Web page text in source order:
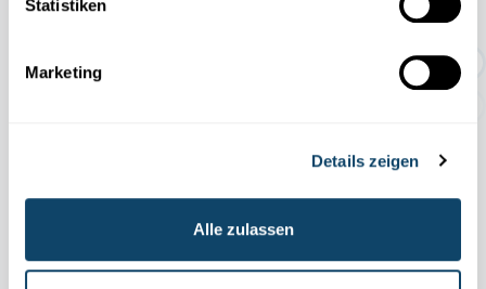
Statistiken
Marketing
Details zeigen
Alle zulassen
TEMPORÄRE AUSSTELLUNG: